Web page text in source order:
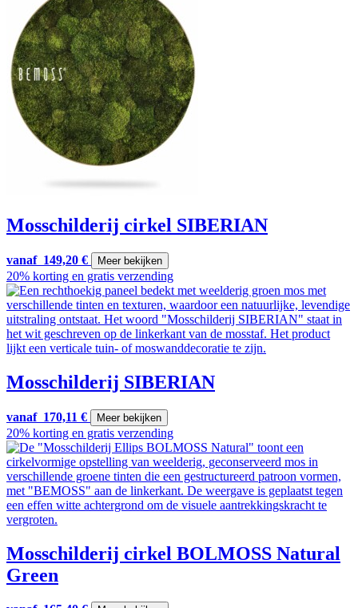
Mosschilderij cirkel SIBERIAN
vanaf 149,20 € Meer bekijken
20% korting en gratis verzending
Mosschilderij SIBERIAN
vanaf 170,11 € Meer bekijken
20% korting en gratis verzending
Mosschilderij cirkel BOLMOSS Natural
Green